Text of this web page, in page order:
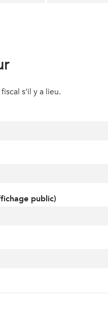
s’il y a lieu.
public)